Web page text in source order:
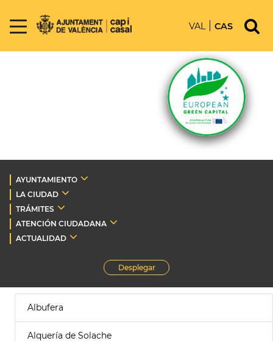
VAL CAS
AYUNTAMIENTO
LA CIUDAD
TRÁMITES
ATENCIÓN CIUDADANA
ACTUALIDAD
Desplegar
Albufera
Alquería de Solache